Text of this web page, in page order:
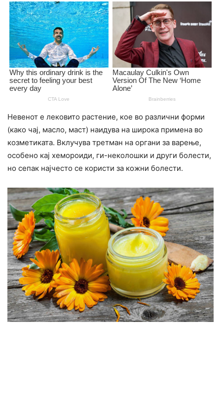
Невенот е лековито растение, кое во различни форми
(како чај, масло, маст) наидува на широка примена во
козметиката. Вклучува третман на opгани за варење,
особено кај хемороиди, ги-неколошки и други болести,
но сепак најчесто се користи за кожни болести.